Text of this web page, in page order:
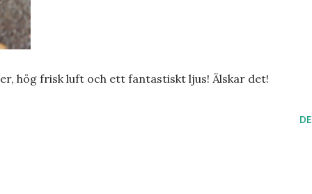
hög frisk luft och ett fantastiskt ljus! Älskar det!